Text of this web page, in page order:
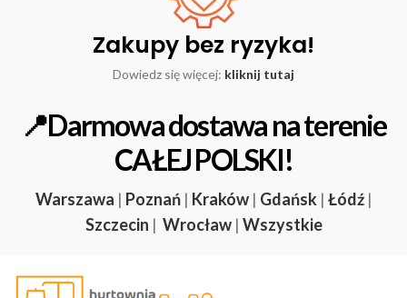
Zakupy bez ryzyka!
Dowiedz się więcej: kliknij tutaj
📍Darmowa dostawa na terenie
CAŁEJ POLSKI!
Warszawa | Poznań | Kraków | Gdańsk | Łódź |
Szczecin | Wrocław | Wszystkie